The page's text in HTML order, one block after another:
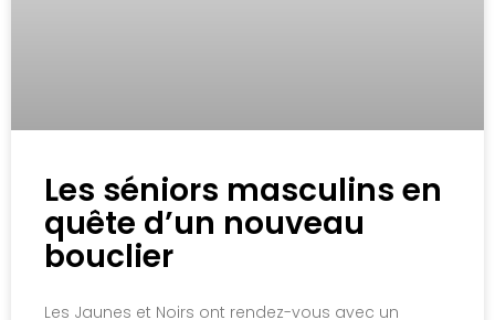
Les séniors masculins en
quête d’un nouveau
bouclier
Les Jaunes et Noirs ont rendez-vous avec un